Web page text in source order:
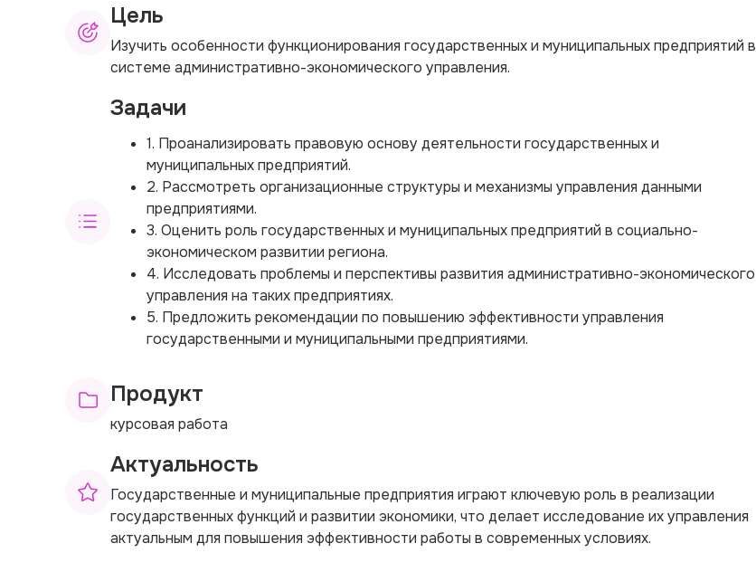
Цель
Изучить особенности функционирования государственных и муниципальных предприятий в
системе административно-экономического управления.
Задачи
1. Проанализировать правовую основу деятельности государственных и
муниципальных предприятий.
2. Рассмотреть организационные структуры и механизмы управления данными
предприятиями.
3. Оценить роль государственных и муниципальных предприятий в социально-
экономическом развитии региона.
4. Исследовать проблемы и перспективы развития административно-экономического
управления на таких предприятиях.
5. Предложить рекомендации по повышению эффективности управления
государственными и муниципальными предприятиями.
Продукт
курсовая работа
Актуальность
Государственные и муниципальные предприятия играют ключевую роль в реализации
государственных функций и развитии экономики, что делает исследование их управления
актуальным для повышения эффективности работы в современных условиях.